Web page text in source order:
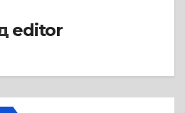
editor